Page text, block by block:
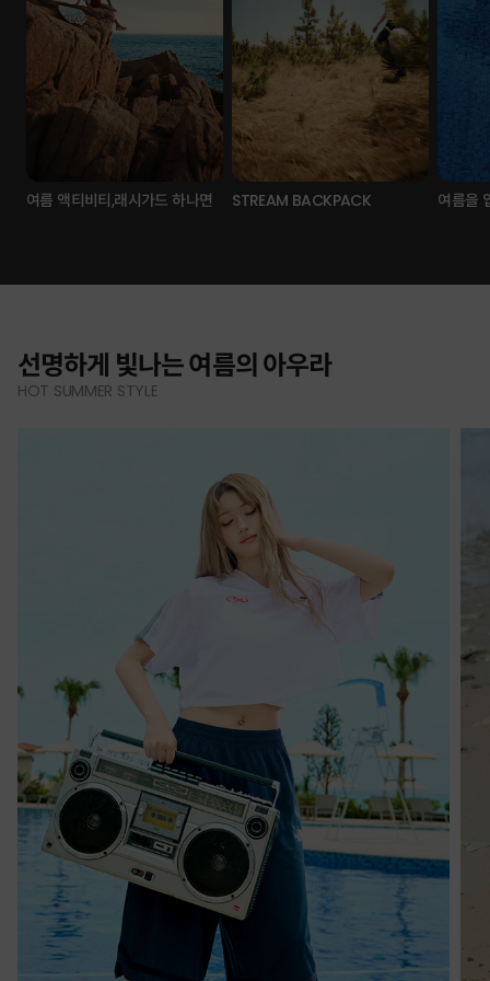
여름 액티비티,래시가드 하나면 STREAM BACKPACK 여름을
선명하게 빛나는 여름의 아우라
HOT SUMMER STYLE